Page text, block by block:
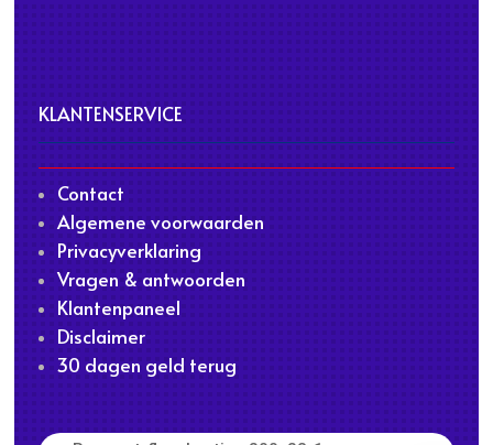
KLANTENSERVICE
Contact
Algemene voorwaarden
Privacyverklaring
Vragen & antwoorden
Klantenpaneel
Disclaimer
30 dagen geld terug